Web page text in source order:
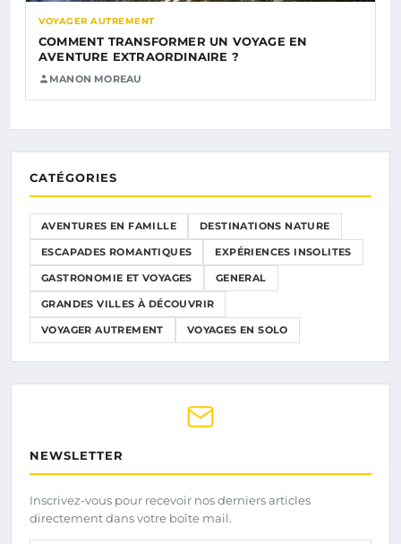
VOYAGER AUTREMENT
COMMENT TRANSFORMER UN VOYAGE EN
AVENTURE EXTRAORDINAIRE ?
MANON MOREAU
CATÉGORIES
AVENTURES EN FAMILLE DESTINATIONS NATURE
ESCAPADES ROMANTIQUES EXPÉRIENCES INSOLITES
GASTRONOMIE ET VOYAGES GENERAL
GRANDES VILLES À DÉCOUVRIR
VOYAGER AUTREMENT VOYAGES EN SOLO
NEWSLETTER
Inscrivez-vous pour recevoir nos derniers articles
directement dans votre boîte mail.